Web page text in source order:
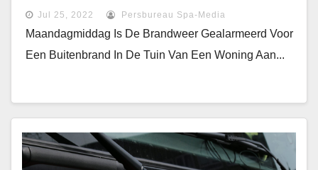
Bergschenhoek
Jul 25, 2022 Persbureau Spa-Media
Maandagmiddag Is De Brandweer Gealarmeerd Voor
Een Buitenbrand In De Tuin Van Een Woning Aan...